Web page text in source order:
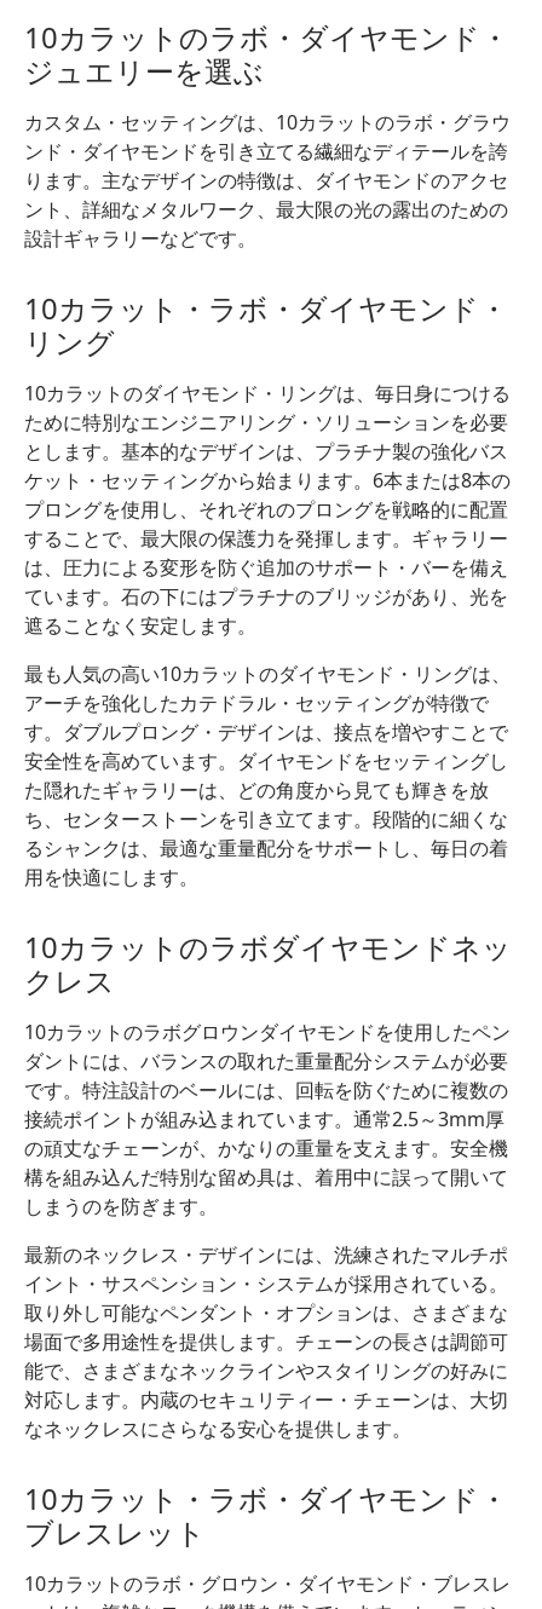
10カラットのラボ・ダイヤモンド・
ジュエリーを選ぶ
カスタム・セッティングは、10カラットのラボ・グラウ
ンド・ダイヤモンドを引き立てる繊細なディテールを誇
ります。主なデザインの特徴は、ダイヤモンドのアクセ
ント、詳細なメタルワーク、最大限の光の露出のための
設計ギャラリーなどです。
10カラット・ラボ・ダイヤモンド・
リング
10カラットのダイヤモンド・リングは、毎日身につける
ために特別なエンジニアリング・ソリューションを必要
とします。基本的なデザインは、プラチナ製の強化バス
ケット・セッティングから始まります。6本または8本の
プロングを使用し、それぞれのプロングを戦略的に配置
することで、最大限の保護力を発揮します。ギャラリー
は、圧力による変形を防ぐ追加のサポート・バーを備え
ています。石の下にはプラチナのブリッジがあり、光を
遮ることなく安定します。
最も人気の高い10カラットのダイヤモンド・リングは、
アーチを強化したカテドラル・セッティングが特徴で
す。ダブルプロング・デザインは、接点を増やすことで
安全性を高めています。ダイヤモンドをセッティングし
た隠れたギャラリーは、どの角度から見ても輝きを放
ち、センターストーンを引き立てます。段階的に細くな
るシャンクは、最適な重量配分をサポートし、毎日の着
用を快適にします。
10カラットのラボダイヤモンドネッ
クレス
10カラットのラボグロウンダイヤモンドを使用したペン
ダントには、バランスの取れた重量配分システムが必要
です。特注設計のベールには、回転を防ぐために複数の
接続ポイントが組み込まれています。通常2.5～3mm厚
の頑丈なチェーンが、かなりの重量を支えます。安全機
構を組み込んだ特別な留め具は、着用中に誤って開いて
しまうのを防ぎます。
最新のネックレス・デザインには、洗練されたマルチポ
イント・サスペンション・システムが採用されている。
取り外し可能なペンダント・オプションは、さまざまな
場面で多用途性を提供します。チェーンの長さは調節可
能で、さまざまなネックラインやスタイリングの好みに
対応します。内蔵のセキュリティー・チェーンは、大切
なネックレスにさらなる安心を提供します。
10カラット・ラボ・ダイヤモンド・
ブレスレット
10カラットのラボ・グロウン・ダイヤモンド・ブレスレ